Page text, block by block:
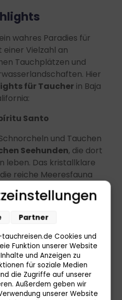
wahres Paradies für
einer Vielzahl an
Tauchplätzen und
Hier
für Taucher in Baja
Santo
und Tauchen
Seehunden, die dort
leben. Das kristallklare
reiche Meeresfauna
einem der beliebtesten
der Region.
Meeresschildkröten,
eine große Vielfalt an
erleben.
Nationalpark
Dieses UNESCO-
Cookies und
Funktion unserer Website
und Anzeigen zu
für soziale Medien
die Zugriffe auf unserer
Außerdem geben wir
unserer Website
Partner